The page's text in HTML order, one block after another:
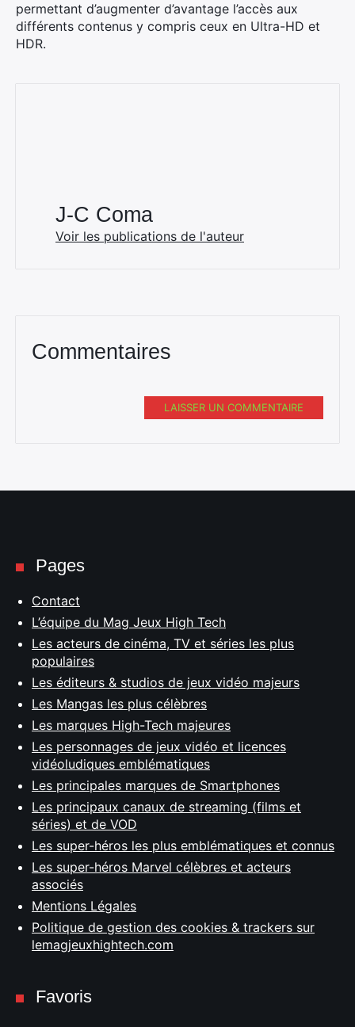
permettant d’augmenter d’avantage l’accès aux
différents contenus y compris ceux en Ultra-HD et
HDR.
J-C Coma
Voir les publications de l'auteur
Commentaires
LAISSER UN COMMENTAIRE
Pages
Contact
L’équipe du Mag Jeux High Tech
Les acteurs de cinéma, TV et séries les plus
populaires
Les éditeurs & studios de jeux vidéo majeurs
Les Mangas les plus célèbres
Les marques High-Tech majeures
Les personnages de jeux vidéo et licences
vidéoludiques emblématiques
Les principales marques de Smartphones
Les principaux canaux de streaming (films et
séries) et de VOD
Les super-héros les plus emblématiques et connus
Les super-héros Marvel célèbres et acteurs
associés
Mentions Légales
Politique de gestion des cookies & trackers sur
lemagjeuxhightech.com
Favoris